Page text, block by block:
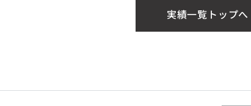
実績一覧トップへ